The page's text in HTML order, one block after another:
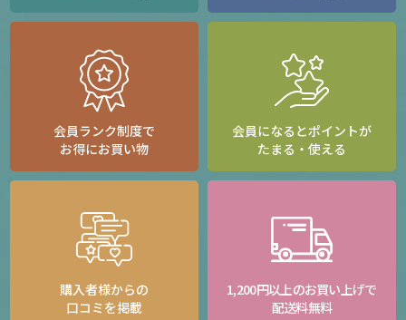
会員ランク制度で
お得にお買い物
会員になるとポイントが
たまる・使える
購入者様からの
口コミを掲載
1,200円以上のお買い上げで
配送料無料